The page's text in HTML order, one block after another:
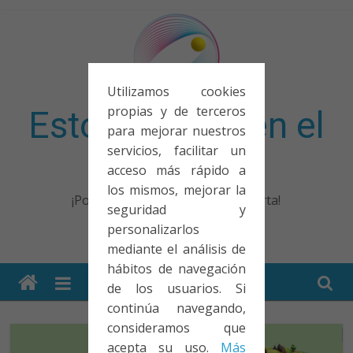
Utilizamos cookies
propias y de terceros
para mejorar nuestros
servicios, facilitar un
acceso más rápido a
los mismos, mejorar la
seguridad y
personalizarlos
mediante el análisis de
hábitos de navegación
de los usuarios. Si
continúa navegando,
consideramos que
acepta su uso. Más
Esto no entra en el
examen
¡Porque no solo el examen importa!